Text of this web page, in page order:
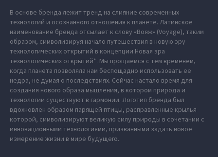
В основе бренда лежит тренд на слияние современных
технологий и осознанного отношения к планете. Латинское
наименование бренда отсылает к слову «Вояж» (Voyage), таким
образом, символизируя начало путешествия в новую эру
технологических открытий в концепции Новая эра
технологических открытий*. Мы прощаемся с тем временем,
когда планета позволяла нам беспощадно использовать ее
недра, не думая о последствиях. Сейчас настало время для
создания нового образа мышления, в котором природа и
технологии существуют в гармонии. Логотип бренда был
вдохновлен образом парящей птицы, расправленные крылья
которой, символизируют великую силу природы в сочетании с
инновационными технологиями, призванными задать новое
измерение жизни в мире будущего.